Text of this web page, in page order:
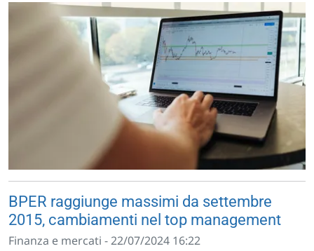
BPER raggiunge massimi da settembre
2015, cambiamenti nel top management
Finanza e mercati - 22/07/2024 16:22